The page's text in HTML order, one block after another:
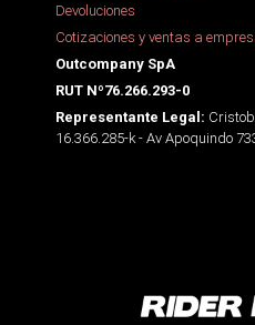
Devoluciones
Cotizaciones y ventas a
Outcompany SpA
RUT Nº76.266.293-0
Representante Legal:
16.366.285-k - Av Apoquindo